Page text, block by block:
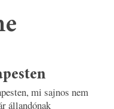
mi sajnos nem
állandónak